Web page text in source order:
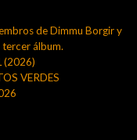
de Dimmu Borgir y
álbum.
(2026)
VERDES